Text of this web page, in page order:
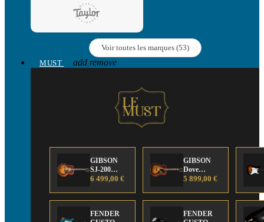
Voir toutes les marques (53)
MUST
add remove
GIBSON
SJ-200
Anniversary
Edition
6 499,00 €
GIBSON
Dove
Anniversary
Edition
5 899,00 €
FENDER
FENDER